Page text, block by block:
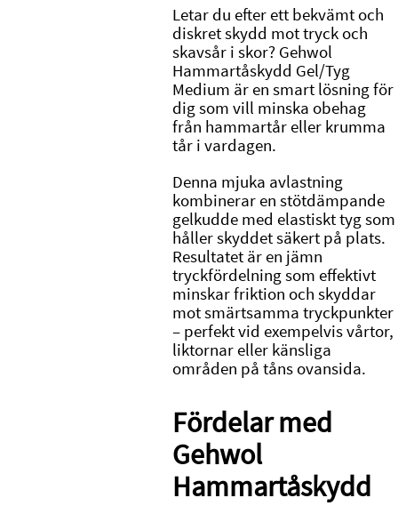
Letar du efter ett bekvämt och
diskret skydd mot tryck och
skavsår i skor? Gehwol
Hammartåskydd Gel/Tyg
Medium är en smart lösning för
dig som vill minska obehag
från hammartår eller krumma
tår i vardagen.
Denna mjuka avlastning
kombinerar en stötdämpande
gelkudde med elastiskt tyg som
håller skyddet säkert på plats.
Resultatet är en jämn
tryckfördelning som effektivt
minskar friktion och skyddar
mot smärtsamma tryckpunkter
– perfekt vid exempelvis vårtor,
liktornar eller känsliga
områden på tåns ovansida.
Fördelar med
Gehwol
Hammartåskydd